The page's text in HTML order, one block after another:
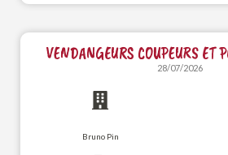
VENDANGEURS COUPEURS ET
28/07/2026
Bruno Pin